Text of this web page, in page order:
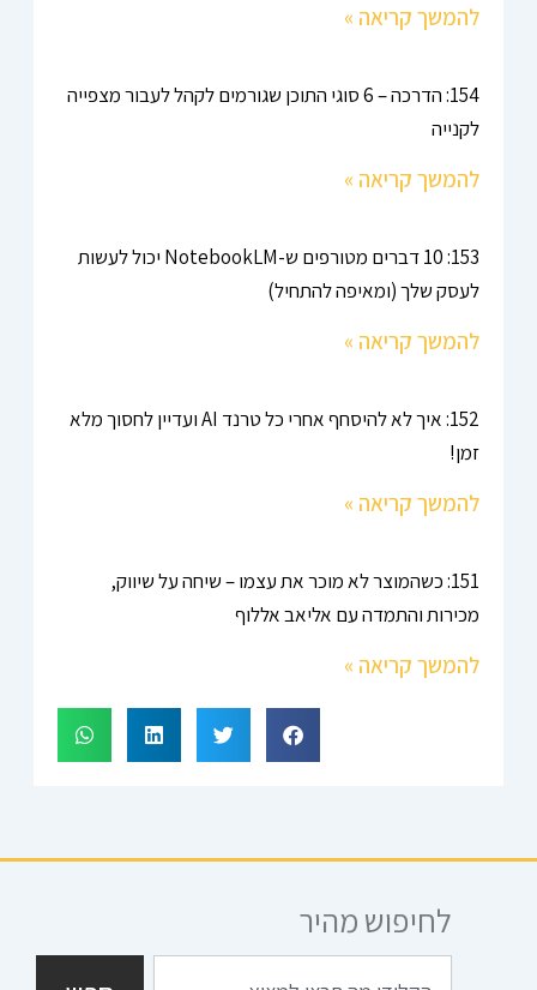
להמשך קריאה »
154: הדרכה – 6 סוגי התוכן שגורמים לקהל לעבור מצפייה
לקנייה
להמשך קריאה »
153: 10 דברים מטורפים ש-NotebookLM יכול לעשות
לעסק שלך (ומאיפה להתחיל)
להמשך קריאה »
152: איך לא להיסחף אחרי כל טרנד AI ועדיין לחסוך מלא
זמן!
להמשך קריאה »
151: כשהמוצר לא מוכר את עצמו – שיחה על שיווק,
מכירות והתמדה עם אליאב אללוף
להמשך קריאה »
לחיפוש מהיר